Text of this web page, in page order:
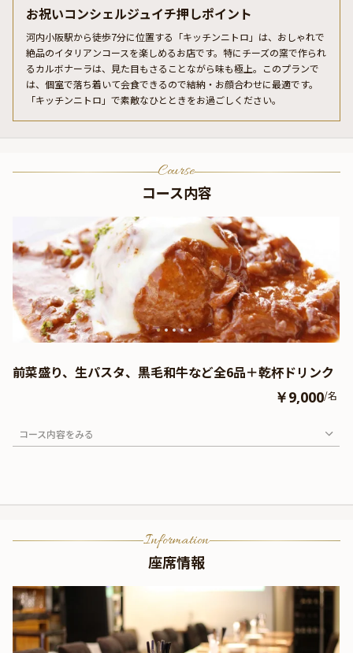
お祝いコンシェルジュイチ押しポイント
河内小阪駅から徒歩7分に位置する「キッチンニトロ」は、おしゃれで
絶品のイタリアンコースを楽しめるお店です。特にチーズの窯で作られ
るカルボナーラは、見た目もさることながら味も極上。このプランで
は、個室で落ち着いて会食できるので結納・お顔合わせに最適です。
「キッチンニトロ」で素敵なひとときをお過ごしください。
Course
コース内容
前菜盛り、生パスタ、黒毛和牛など全6品＋乾杯ドリンク
￥9,000/名
コース内容をみる
Information
座席情報